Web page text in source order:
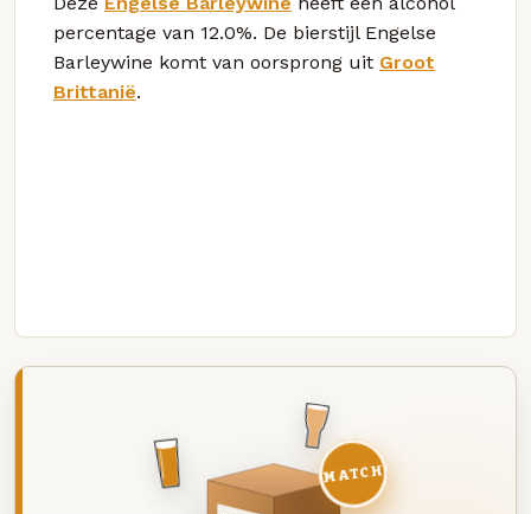
percentage van 12.0%. De bierstijl Engelse
Barleywine komt van oorsprong uit Groot
Brittanië.
MATCH